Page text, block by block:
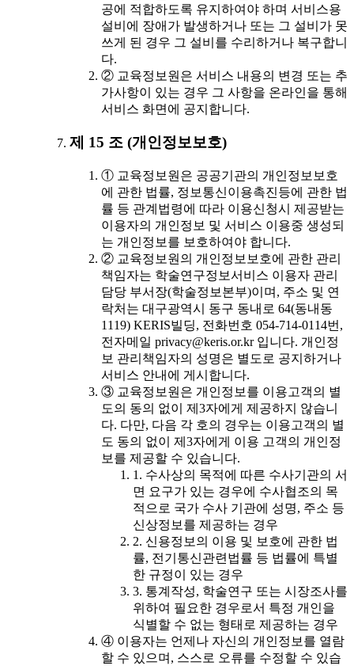
공에 적합하도록 유지하여야 하며 서비스용
설비에 장애가 발생하거나 또는 그 설비가 못
쓰게 된 경우 그 설비를 수리하거나 복구합니
다.
② 교육정보원은 서비스 내용의 변경 또는 추
가사항이 있는 경우 그 사항을 온라인을 통해
서비스 화면에 공지합니다.
제 15 조 (개인정보보호)
① 교육정보원은 공공기관의 개인정보보호
에 관한 법률, 정보통신이용촉진등에 관한 법
률 등 관계법령에 따라 이용신청시 제공받는
이용자의 개인정보 및 서비스 이용중 생성되
는 개인정보를 보호하여야 합니다.
② 교육정보원의 개인정보보호에 관한 관리
책임자는 학술연구정보서비스 이용자 관리
담당 부서장(학술정보본부)이며, 주소 및 연
락처는 대구광역시 동구 동내로 64(동내동
1119) KERIS빌딩, 전화번호 054-714-0114번,
전자메일 privacy@keris.or.kr 입니다. 개인정
보 관리책임자의 성명은 별도로 공지하거나
서비스 안내에 게시합니다.
③ 교육정보원은 개인정보를 이용고객의 별
도의 동의 없이 제3자에게 제공하지 않습니
다. 다만, 다음 각 호의 경우는 이용고객의 별
도 동의 없이 제3자에게 이용 고객의 개인정
보를 제공할 수 있습니다.
1. 수사상의 목적에 따른 수사기관의 서
면 요구가 있는 경우에 수사협조의 목
적으로 국가 수사 기관에 성명, 주소 등
신상정보를 제공하는 경우
2. 신용정보의 이용 및 보호에 관한 법
률, 전기통신관련법률 등 법률에 특별
한 규정이 있는 경우
3. 통계작성, 학술연구 또는 시장조사를
위하여 필요한 경우로서 특정 개인을
식별할 수 없는 형태로 제공하는 경우
④ 이용자는 언제나 자신의 개인정보를 열람
할 수 있으며, 스스로 오류를 수정할 수 있습